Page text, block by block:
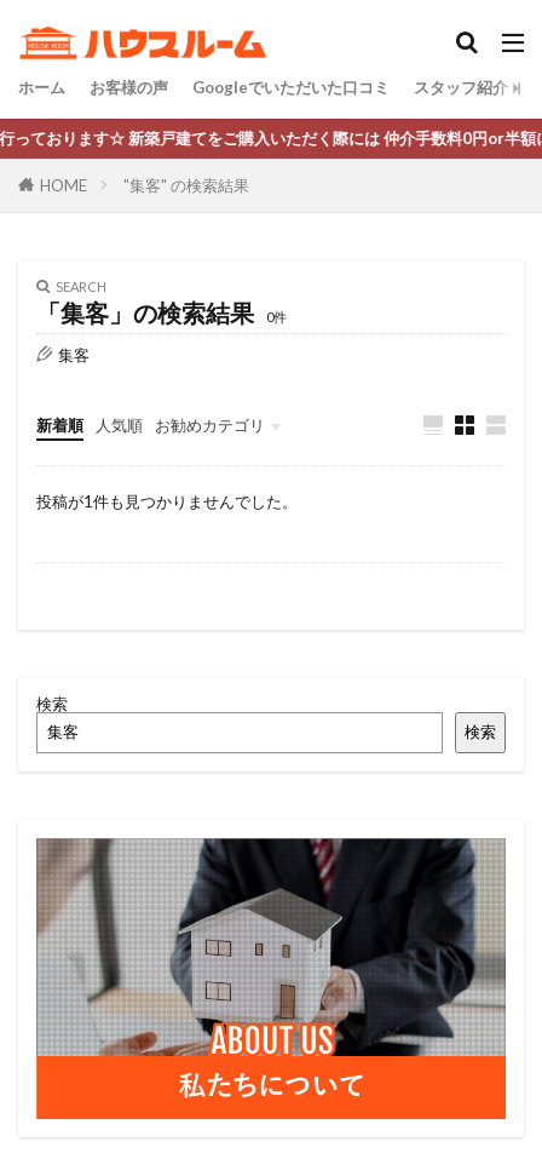
ホーム お客様の声 Googleでいただいた口コミ スタッフ紹介
す☆ 新築戸建てをご購入いただく際には 仲介手数料0円or半額にてご案
HOME "集客" の検索結果
SEARCH
「集客」の検索結果 0件
集客
新着順 人気順 お勧めカテゴリ
新築戸建
中古戸建
コラム
投稿が1件も見つかりませんでした。
検索
検索